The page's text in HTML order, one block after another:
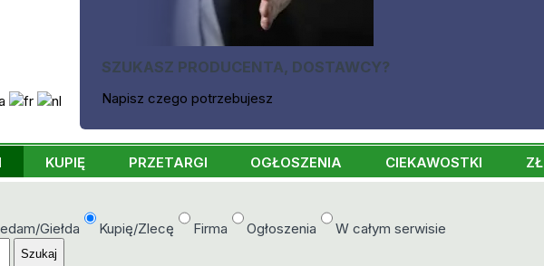
SZUKASZ PRODUCENTA, DOSTAWCY?
Napisz czego potrzebujesz
KUPIĘ PRZETARGI OGŁOSZENIA CIEKAWOSTKI
Giełda Kupię/Zlecę Firma Ogłoszenia W całym serwisie